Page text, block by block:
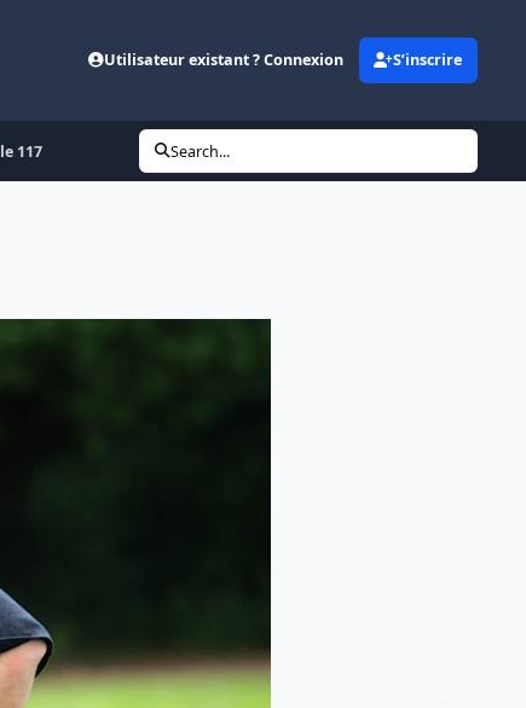
Utilisateur existant ? Connexion S’inscrire
117 Search...